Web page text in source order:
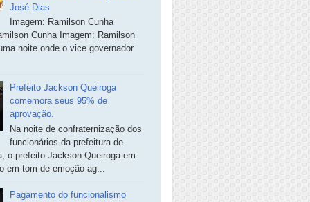
José Dias
Imagem: Ramilson Cunha
Cunha Imagem: Ramilson
noite onde o vice governador
Prefeito Jackson Queiroga
comemora seus 95% de
aprovação.
Na noite de confraternização dos
funcionários da prefeitura de
o prefeito Jackson Queiroga em
em tom de emoção ag...
Pagamento do funcionalismo